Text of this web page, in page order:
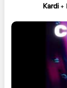
Kardi+